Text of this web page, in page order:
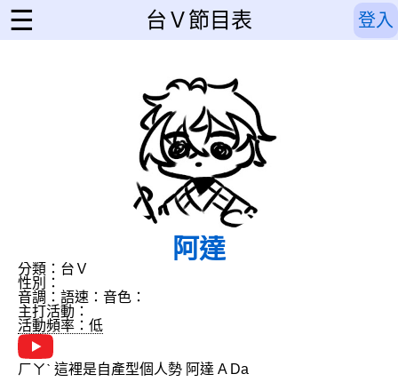
☰ 台Ｖ節目表 登入
阿達
分類：台Ｖ
性別：
音調： 語速： 音色：
主打活動：
活動頻率：低
ㄏㄚˋ 這裡是自產型個人勢 阿達 A Da